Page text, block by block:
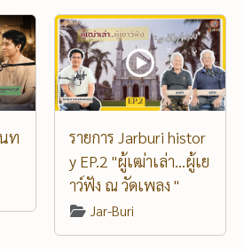
ท
รายการ Jarburi histor
y EP.2 "ผู้เฒ่าเล่า...ผู้เย
าว์ฟัง ณ วัดเพลง "
Jar-Buri